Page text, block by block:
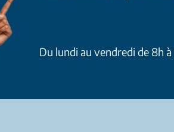
Du lundi au vendredi de 8h à